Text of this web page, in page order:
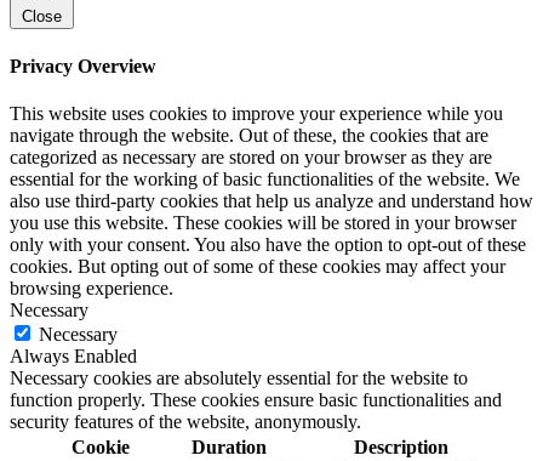
Close
Privacy Overview
This website uses cookies to improve your experience while you
navigate through the website. Out of these, the cookies that are
categorized as necessary are stored on your browser as they are
essential for the working of basic functionalities of the website. We
also use third-party cookies that help us analyze and understand how
you use this website. These cookies will be stored in your browser
only with your consent. You also have the option to opt-out of these
cookies. But opting out of some of these cookies may affect your
browsing experience.
Necessary
Necessary
Always Enabled
Necessary cookies are absolutely essential for the website to
function properly. These cookies ensure basic functionalities and
security features of the website, anonymously.
Cookie
Duration Description